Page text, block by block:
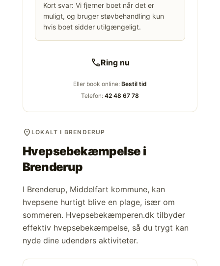
Kort svar: Vi fjerner boet når det er
muligt, og bruger støvbehandling kun
hvis boet sidder utilgængeligt.
callRing nu
Eller book online: Bestil tid
Telefon: 42 48 67 78
location_on LOKALT I BRENDERUP
Hvepsebekæmpelse i
Brenderup
I Brenderup, Middelfart kommune, kan
hvepsene hurtigt blive en plage, især om
sommeren. Hvepsebekæmperen.dk tilbyder
effektiv hvepsebekæmpelse, så du trygt kan
nyde dine udendørs aktiviteter.